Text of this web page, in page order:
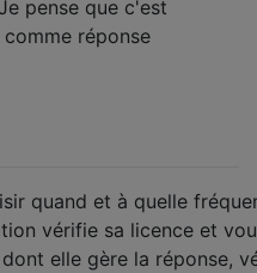
pense que c'est
réponse
quand et à quelle
vérifie sa licence et
elle gère la réponse,